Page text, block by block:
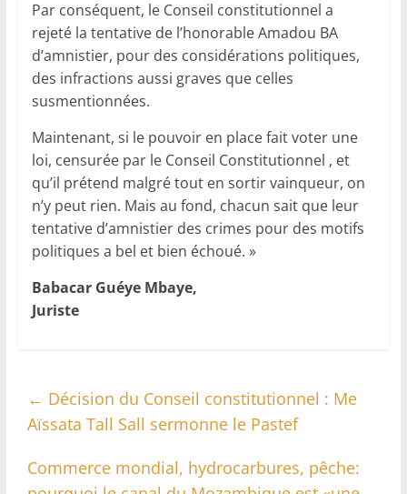
Par conséquent, le Conseil constitutionnel a
rejeté la tentative de l’honorable Amadou BA
d’amnistier, pour des considérations politiques,
des infractions aussi graves que celles
susmentionnées.
Maintenant, si le pouvoir en place fait voter une
loi, censurée par le Conseil Constitutionnel , et
qu’il prétend malgré tout en sortir vainqueur, on
n’y peut rien. Mais au fond, chacun sait que leur
tentative d’amnistier des crimes pour des motifs
politiques a bel et bien échoué. »
Babacar Guéye Mbaye,
Juriste
← Décision du Conseil constitutionnel : Me
Aïssata Tall Sall sermonne le Pastef
Commerce mondial, hydrocarbures, pêche: